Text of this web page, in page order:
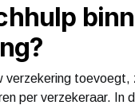
verzekering
per verzekeraar. In